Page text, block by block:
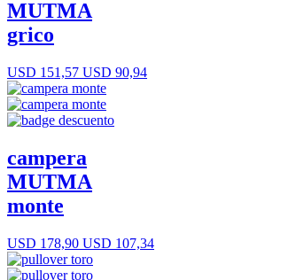
MUTMA
grico
USD 151,57 USD 90,94
campera
MUTMA
monte
USD 178,90 USD 107,34